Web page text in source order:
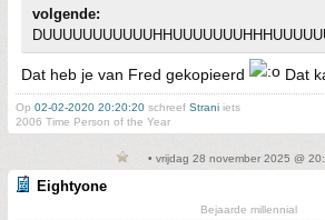
volgende:
Dat heb je van Fred gekopieerd Dat
Op 02-02-2020 20:20:20 schreef Strani iets
2006 Time Person of the Year
• vrijdag 28 november 2025 @
Eightyone
Bejaarde millennial